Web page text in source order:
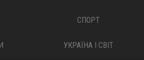
СПОРТ
УКРАЇНА І СВІТ